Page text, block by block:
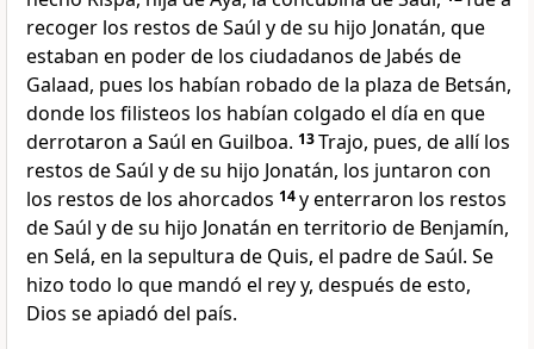
recoger los restos de Saúl y de su hijo Jonatán, que
estaban en poder de los ciudadanos de Jabés de
Galaad, pues los habían robado de la plaza de Betsán,
donde los filisteos los habían colgado el día en que
derrotaron a Saúl en Guilboa. 13Trajo, pues, de allí los
restos de Saúl y de su hijo Jonatán, los juntaron con
los restos de los ahorcados 14y enterraron los restos
de Saúl y de su hijo Jonatán en territorio de Benjamín,
en Selá, en la sepultura de Quis, el padre de Saúl. Se
hizo todo lo que mandó el rey y, después de esto,
Dios se apiadó del país.